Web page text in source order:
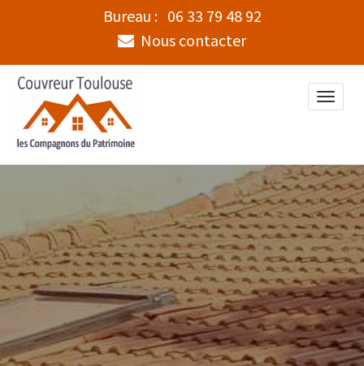
Bureau : 06 33 79 48 92
Nous contacter
Toggle